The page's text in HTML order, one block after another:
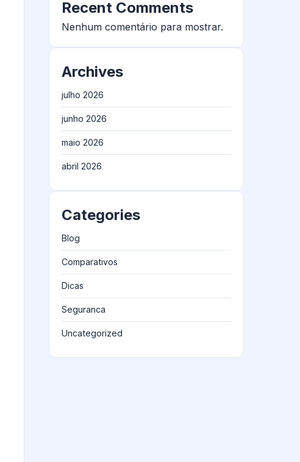
Recent Comments
Nenhum comentário para mostrar.
Archives
julho 2026
junho 2026
maio 2026
abril 2026
Categories
Blog
Comparativos
Dicas
Seguranca
Uncategorized